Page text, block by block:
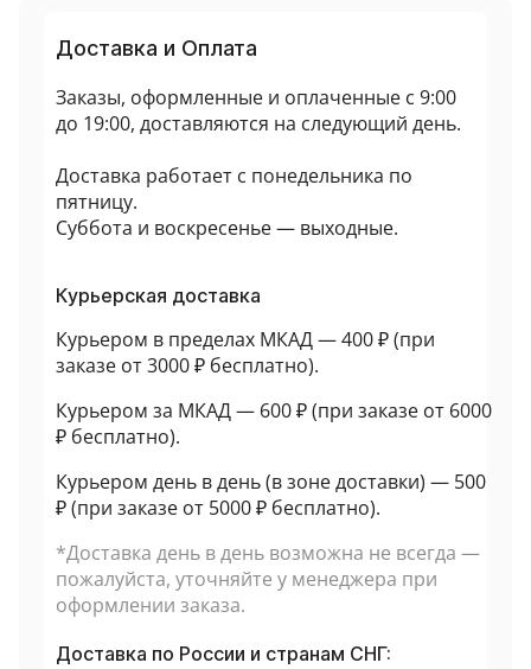
Доставка и Оплата
Заказы, оформленные и оплаченные с 9:00
до 19:00, доставляются на следующий день.
Доставка работает с понедельника по
пятницу.
Суббота и воскресенье — выходные.
Курьерская доставка
Курьером в пределах МКАД — 400 ₽ (при
заказе от 3000 ₽ бесплатно).
Курьером за МКАД — 600 ₽ (при заказе от 6000
₽ бесплатно).
Курьером день в день (в зоне доставки) — 500
₽ (при заказе от 5000 ₽ бесплатно).
*Доставка день в день возможна не всегда —
пожалуйста, уточняйте у менеджера при
оформлении заказа.
Доставка по России и странам СНГ: